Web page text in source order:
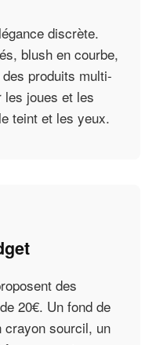
discrète.
blush en courbe,
produits multi-
les joues et les
teint et les yeux.
des
20€. Un fond de
crayon sourcil, un